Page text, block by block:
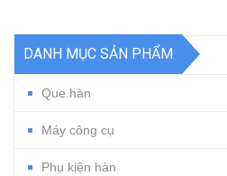
DANH MỤC SẢN PHẨM
Que hàn
Máy công cụ
Phụ kiện hàn